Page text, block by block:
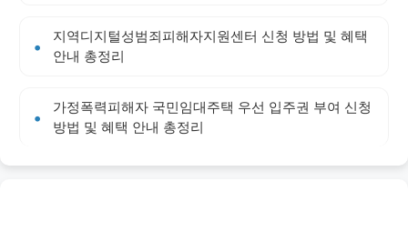
지역디지털성범죄피해자지원센터 신청 방법 및 혜택
안내 총정리
가정폭력피해자 국민임대주택 우선 입주권 부여 신청
방법 및 혜택 안내 총정리